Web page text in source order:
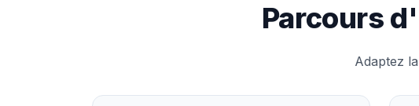
Parcours
Adaptez